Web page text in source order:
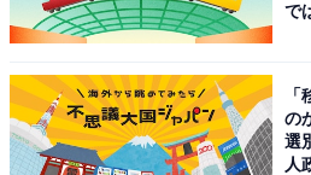
で
の
選
人